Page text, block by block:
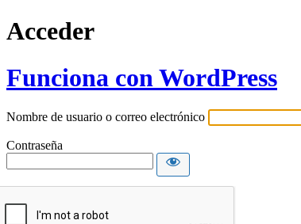
Acceder
Funciona con WordPress
Nombre de usuario o correo electrónico
Contraseña